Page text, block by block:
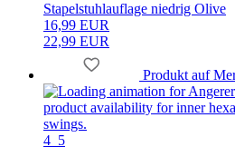
Stapelstuhlauflage niedrig Olive
16,99 EUR
22,99 EUR
Produkt auf
4_5